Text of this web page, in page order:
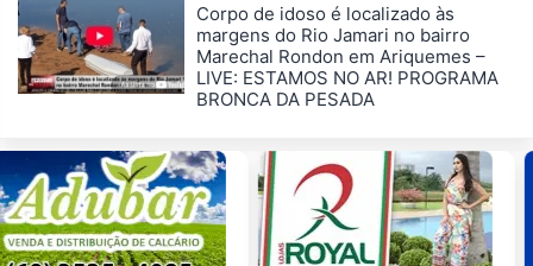
Corpo de idoso é localizado às
margens do Rio Jamari no bairro
Marechal Rondon em Ariquemes –
LIVE: ESTAMOS NO AR! PROGRAMA
BRONCA DA PESADA